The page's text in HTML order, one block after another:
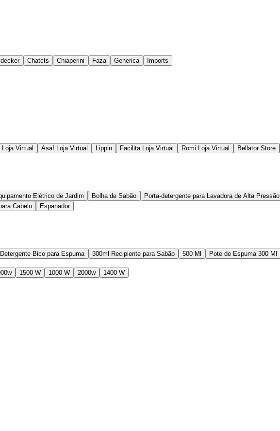
Chatcts Chiaperini Faza Generica Imports
Loja Virtual Asaf Loja Virtual Lippin Facilita Loja Virtual Romi Loja Virtual Bellator Store
Elétrico de Jardim Bolha de Sabão Porta-detergente para Lavadora de Alta Pressão
Cabelo Espanador
Bico para Espuma 300ml Recipiente para Sabão 500 Ml Pote de Espuma 300 Ml
1500 W 1000 W 2000w 1400 W